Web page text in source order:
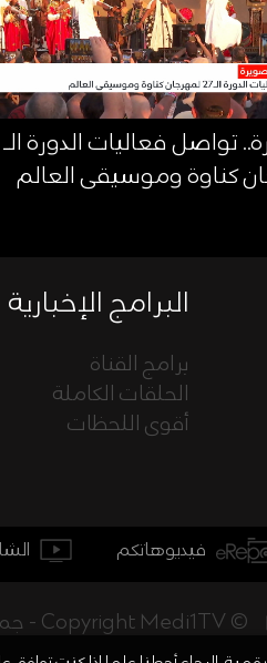
كناوة وموسيقى العالم
البرامج الإخبارية
برامج القناة
الحلقات الكاملة
أقوى اللحظات
فيديوهاتكم
جميع الحقوق محفوظة - Copyright Medi1TV ©